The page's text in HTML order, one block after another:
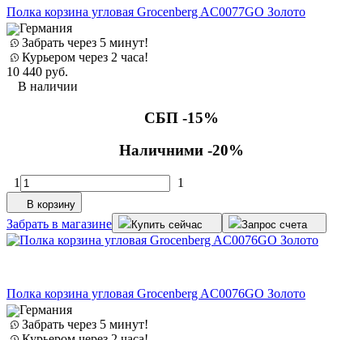
Полка корзина угловая Grocenberg AC0077GO Золото
Германия
Забрать через 5 минут!
Курьером через 2 часа!
10 440 руб.
В наличии
СБП -15%
Наличними -20%
1 1
В корзину
Забрать в магазине Купить сейчас Запрос счета
Полка корзина угловая Grocenberg AC0076GO Золото
Германия
Забрать через 5 минут!